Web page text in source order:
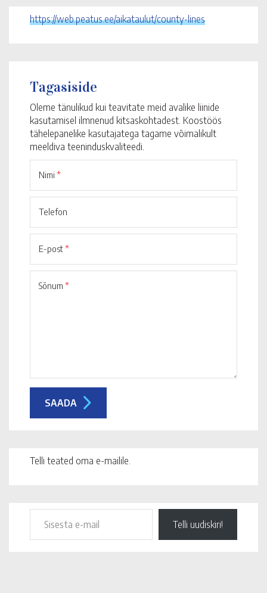
https://web.peatus.ee/aikataulut/county-lines
Tagasiside
Oleme tänulikud kui teavitate meid avalike liinide
kasutamisel ilmnenud kitsaskohtadest. Koostöös
tähelepanelike kasutajatega tagame võimalikult
meeldiva teeninduskvaliteedi.
Nimi *
Telefon
E-post*
Sõnum *
Telli teated oma e-mailile.
Telli uudiskiri!